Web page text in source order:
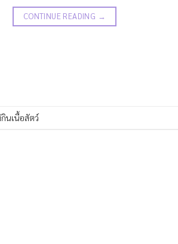
CONTINUE READING →
กินเนื้อสัตว์